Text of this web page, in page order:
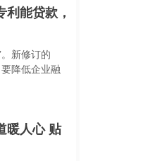
能贷款，
新修订的
降低企业融
暖人心 贴